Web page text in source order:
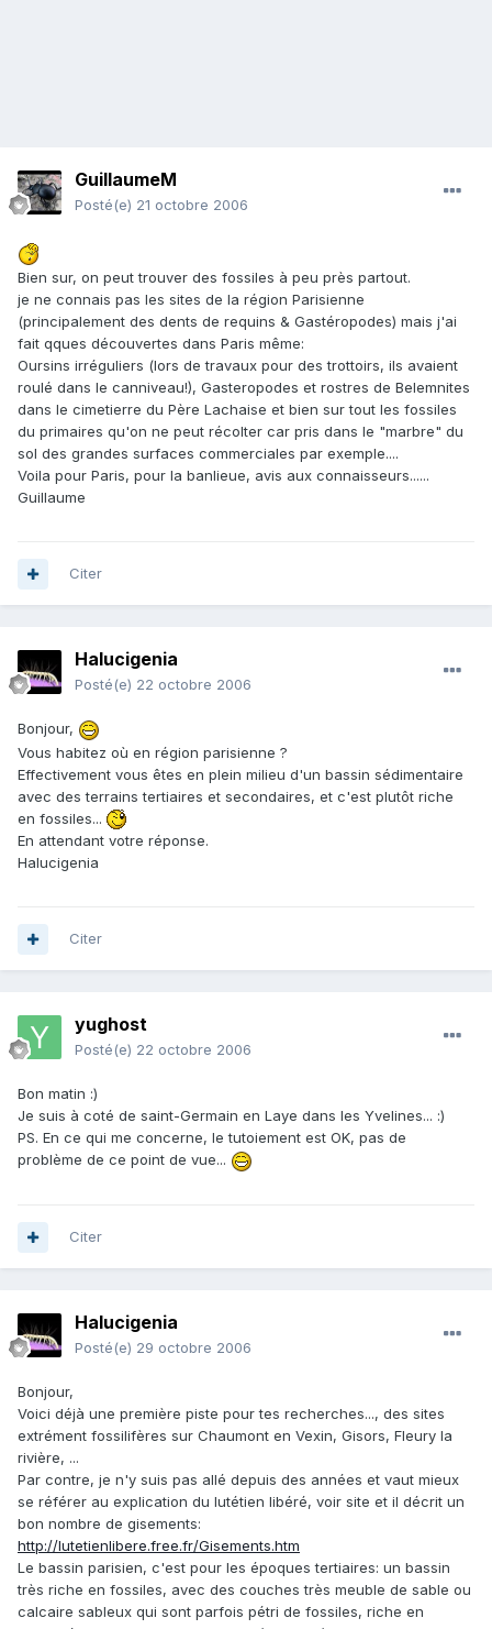
GuillaumeM
Posté(e) 21 octobre 2006
Bien sur, on peut trouver des fossiles à peu près partout.
je ne connais pas les sites de la région Parisienne
(principalement des dents de requins & Gastéropodes) mais j'ai
fait qques découvertes dans Paris même:
Oursins irréguliers (lors de travaux pour des trottoirs, ils avaient
roulé dans le canniveau!), Gasteropodes et rostres de Belemnites
dans le cimetierre du Père Lachaise et bien sur tout les fossiles
du primaires qu'on ne peut récolter car pris dans le "marbre" du
sol des grandes surfaces commerciales par exemple....
Voila pour Paris, pour la banlieue, avis aux connaisseurs......
Guillaume
Citer
Halucigenia
Posté(e) 22 octobre 2006
Bonjour,
Vous habitez où en région parisienne ?
Effectivement vous êtes en plein milieu d'un bassin sédimentaire
avec des terrains tertiaires et secondaires, et c'est plutôt riche
en fossiles...
En attendant votre réponse.
Halucigenia
Citer
yughost
Posté(e) 22 octobre 2006
Bon matin :)
Je suis à coté de saint-Germain en Laye dans les Yvelines... :)
PS. En ce qui me concerne, le tutoiement est OK, pas de
problème de ce point de vue...
Citer
Halucigenia
Posté(e) 29 octobre 2006
Bonjour,
Voici déjà une première piste pour tes recherches..., des sites
extrément fossilifères sur Chaumont en Vexin, Gisors, Fleury la
rivière, ...
Par contre, je n'y suis pas allé depuis des années et vaut mieux
se référer au explication du lutétien libéré, voir site et il décrit un
bon nombre de gisements:
http://lutetienlibere.free.fr/Gisements.htm
Le bassin parisien, c'est pour les époques tertiaires: un bassin
très riche en fossiles, avec des couches très meuble de sable ou
calcaire sableux qui sont parfois pétri de fossiles, riche en